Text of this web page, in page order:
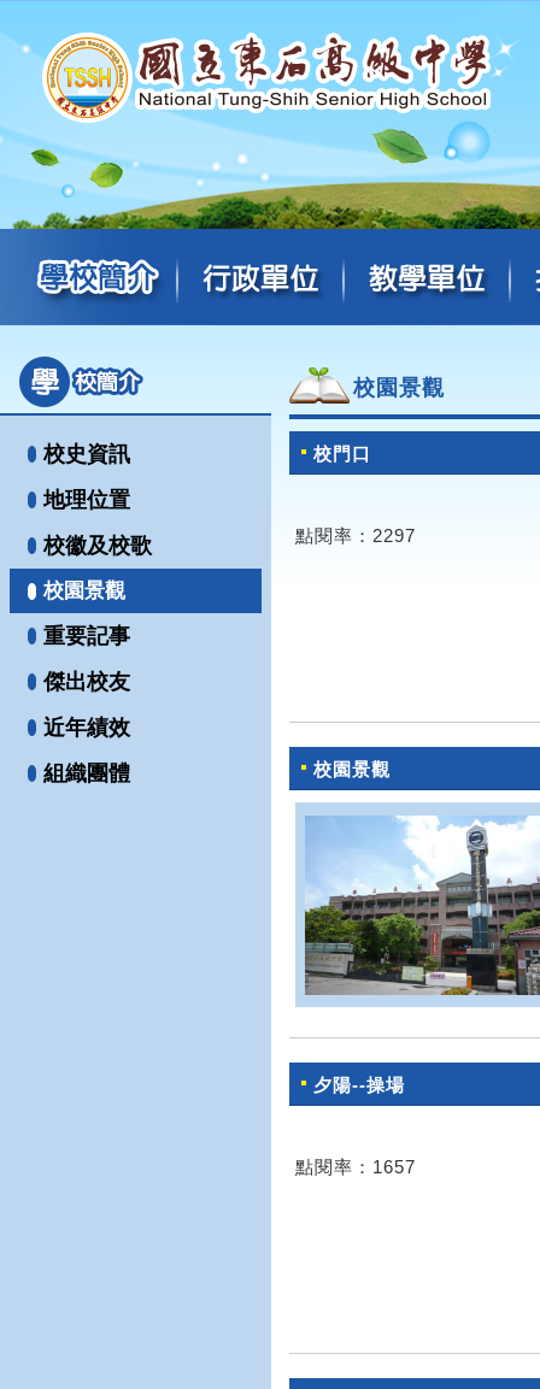
校史資訊
地理位置
校徽及校歌
校園景觀
重要記事
傑出校友
近年績效
組織團體
校園景觀
校門口
點閱率：2297
校園景觀
夕陽--操場
點閱率：1657